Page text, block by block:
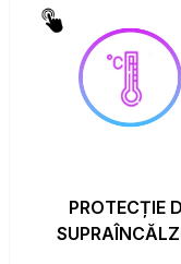
PROTECȚIE